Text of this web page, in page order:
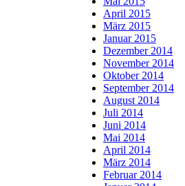
April 2015
März 2015
Januar 2015
Dezember 2014
November 2014
Oktober 2014
September 2014
August 2014
Juli 2014
Juni 2014
Mai 2014
April 2014
März 2014
Februar 2014